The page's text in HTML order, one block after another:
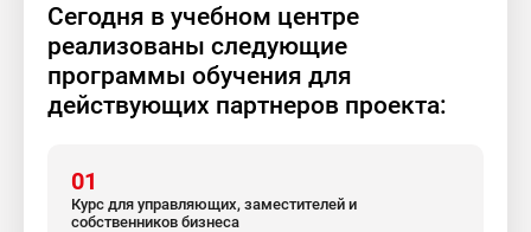
Cегодня в учебном центре
реализованы следующие
программы обучения для
действующих партнеров проекта:
01
Курс для управляющих, заместителей и
собственников бизнеса